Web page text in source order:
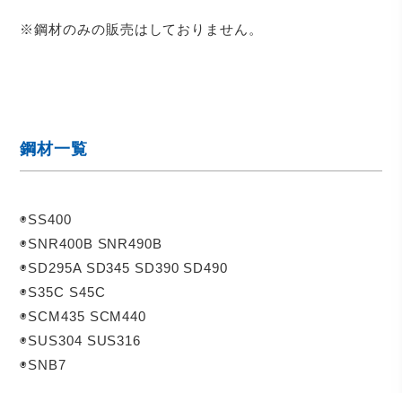
※鋼材のみの販売はしておりません。
鋼材一覧
◉SS400
◉SNR400B SNR490B
◉SD295A SD345 SD390 SD490
◉S35C S45C
◉SCM435 SCM440
◉SUS304 SUS316
◉SNB7